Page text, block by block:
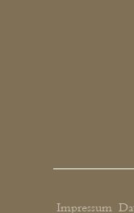
Impressum